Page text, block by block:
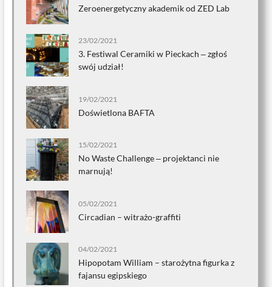
Zeroenergetyczny akademik od ZED Lab
23/02/2021
3. Festiwal Ceramiki w Pieckach ‒ zgłoś
swój udział!
19/02/2021
Doświetlona BAFTA
15/02/2021
No Waste Challenge ‒ projektanci nie
marnują!
05/02/2021
Circadian – witrażo-graffiti
04/02/2021
Hipopotam William – starożytna figurka z
fajansu egipskiego